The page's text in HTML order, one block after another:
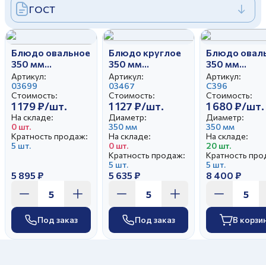
ГОСТ
Блюдо овальное
350 мм
Вырезной край
Зеленый борт
Артикул:
03699
Стоимость:
1 179 ₽/шт.
На складе:
0 шт.
Кратность продаж:
5 шт.
5 895 ₽
Под заказ
Блюдо круглое
350 мм
Вырезной край
Монреаль
Артикул:
03467
Стоимость:
1 127 ₽/шт.
Диаметр:
350 мм
На складе:
0 шт.
Кратность продаж:
5 шт.
5 635 ₽
Под заказ
Блюдо
350 мм
Вырезной
Розовая
Артикул:
С396
Стоимость:
1 680 ₽/шт.
Диаметр:
350 мм
На складе:
20 шт.
Кратность
5 шт.
8 400 ₽
В